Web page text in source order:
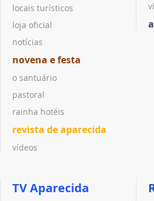
locais turísticos
loja oficial
notícias
novena e festa
o santuário
pastoral
rainha hotéis
revista de aparecida
vídeos
TV Aparecida